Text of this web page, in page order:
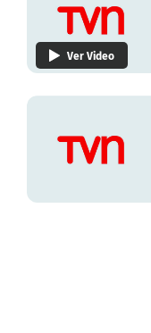
Ver Video